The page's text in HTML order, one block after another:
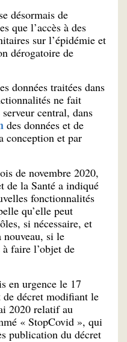
désormais de
que l’accès à des
sur l’épidémie et
dérogatoire de
données traitées dans
ne fait
central, dans
des données et de
conception et par
de novembre 2020,
de la Santé a indiqué
fonctionnalités
qu’elle peut
si nécessaire, et
nouveau, si le
faire l’objet de
en urgence le 17
décret modifiant le
2020 relatif au
« StopCovid », qui
publication du décret